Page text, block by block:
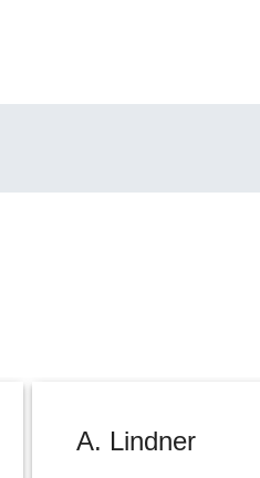
A. Lindner